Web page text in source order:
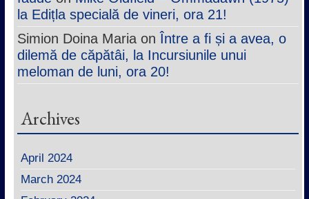
la Edițla specială de vineri, ora 21!
Simion Doina MariaonÎntre a fi și a avea, o
dilemă de căpătâi, la Incursiunile unui
meloman de luni, ora 20!
Archives
April 2024
March 2024